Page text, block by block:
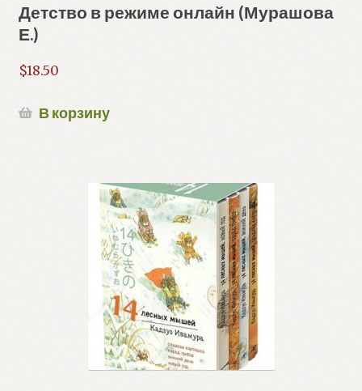
Детство в режиме онлайн (Мурашова
Е.)
$18.50
В корзину